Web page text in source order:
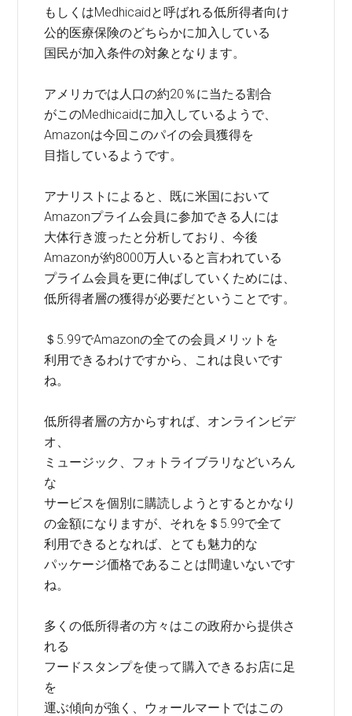
もしくはMedhicaidと呼ばれる低所得者向け
公的医療保険のどちらかに加入している
国民が加入条件の対象となります。
アメリカでは人口の約20％に当たる割合
がこのMedhicaidに加入しているようで、
Amazonは今回このパイの会員獲得を
目指しているようです。
アナリストによると、既に米国において
Amazonプライム会員に参加できる人には
大体行き渡ったと分析しており、今後
Amazonが約8000万人いると言われている
プライム会員を更に伸ばしていくためには、
低所得者層の獲得が必要だということです。
＄5.99でAmazonの全ての会員メリットを
利用できるわけですから、これは良いです
ね。
低所得者層の方からすれば、オンラインビデ
オ、
ミュージック、フォトライブラリなどいろん
な
サービスを個別に購読しようとするとかなり
の金額になりますが、それを＄5.99で全て
利用できるとなれば、とても魅力的な
パッケージ価格であることは間違いないです
ね。
多くの低所得者の方々はこの政府から提供さ
れる
フードスタンプを使って購入できるお店に足
を
運ぶ傾向が強く、ウォールマートではこの